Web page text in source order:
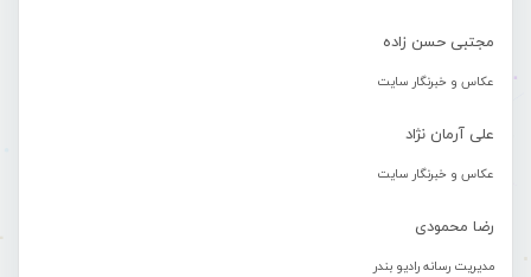
مجتبی حسن زاده
عکاس و خبرنگار سایت
علی آرمان نژاد
عکاس و خبرنگار سایت
رضا محمودی
مدیریت رسانه رادیو بندر